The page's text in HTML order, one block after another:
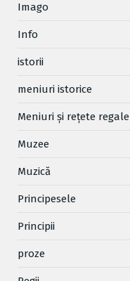
Imago
Info
istorii
meniuri istorice
Meniuri și rețete regale
Muzee
Muzică
Principesele
Principii
proze